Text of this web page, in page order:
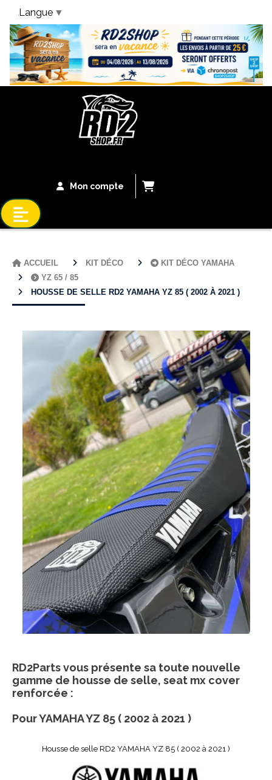
Bandeau Vacances
Mon compte
ACCUEIL KIT DÉCO
KIT DÉCO YAMAHA
YZ 65 / 85
HOUSSE DE SELLE RD2 YAMAHA YZ 85 ( 2002 À 2021 )
Housse de selle RD2 YAMAHA YZ 85 ( 2002 à 2021 )
RD2Parts vous présente sa toute nouvelle
gamme de housse de selle, seat mx cover
renforcée :
Pour YAMAHA YZ 85 ( 2002 à 2021 )
Langue ▼